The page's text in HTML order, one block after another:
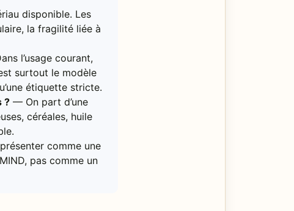
disponible. Les
la fragilité liée à
l’usage courant,
surtout le modèle
étiquette stricte.
? — On part d’une
céréales, huile
comme une
pas comme un